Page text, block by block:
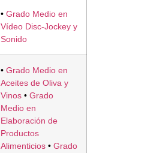
• Grado Medio en
Vídeo Disc-Jockey y
Sonido
• Grado Medio en
Aceites de Oliva y
Vinos • Grado
Medio en
Elaboración de
Productos
Alimenticios • Grado